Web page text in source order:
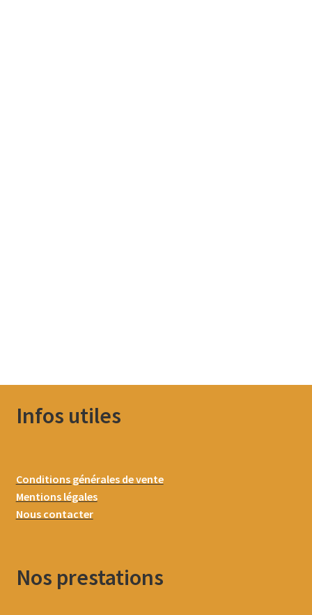
Infos utiles
Conditions générales de vente
Mentions légales
Nous contacter
Nos prestations